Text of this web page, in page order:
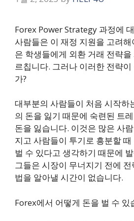
Forex Power Strategy 과정에
사람들은 이 재정 지원을 고려해
은 학생들에게 외환 거래 전략
르칩니다. 그러나 이러한 전략
가?
대부분의 사람들이 처음 시작하
의 돈을 잃기 때문에 숙련된 트
돈을 잃습니다. 이것은 많은 사
지고 사람들이 투기로 흥분할
벌 수 있다고 생각하기 때문에
그들은 시장이 무너지기 전에
법을 알아낼 시간이 없습니다.
Forex에서 어떻게 돈을 벌 수 있